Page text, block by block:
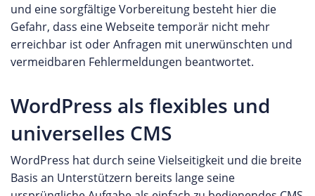
und eine sorgfältige Vorbereitung besteht hier die
Gefahr, dass eine Webseite temporär nicht mehr
erreichbar ist oder Anfragen mit unerwünschten und
vermeidbaren Fehlermeldungen beantwortet.
WordPress als flexibles und
universelles CMS
WordPress hat durch seine Vielseitigkeit und die breite
Basis an Unterstützern bereits lange seine